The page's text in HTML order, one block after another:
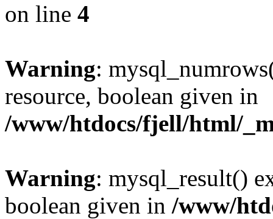
on line 4
Warning:
resource, boolean given in
/www/htdocs/fjell/html/
Warning: mysql_result()
boolean given in /www/